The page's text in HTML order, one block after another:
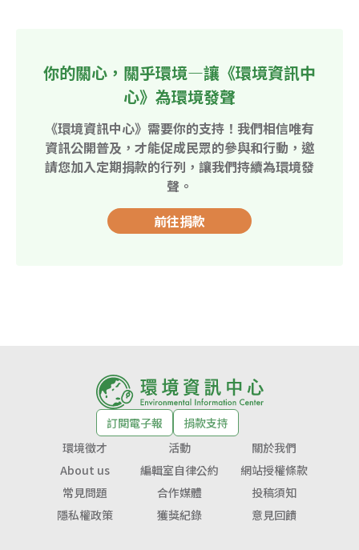
你的關心，關乎環境—讓《環境資訊中
心》為環境發聲
《環境資訊中心》需要你的支持！我們相信唯有
資訊公開普及，才能促成民眾的參與和行動，邀
請您加入定期捐款的行列，讓我們持續為環境發
聲。
前往捐款
訂閱電子報
捐款支持
環境徵才
活動
關於我們
About us
編輯室自律公約
網站授權條款
常見問題
合作媒體
投稿須知
隱私權政策
獲獎紀錄 意見回饋